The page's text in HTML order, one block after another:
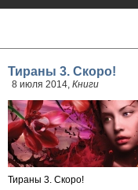
Тираны 3. Скоро!
8 июля 2014, Книги
Тираны 3. Скоро!